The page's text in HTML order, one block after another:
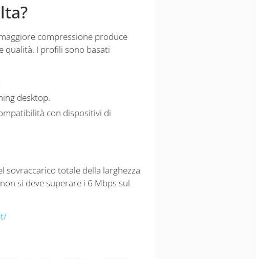
compressione produce
qualità. I profili sono basati
desktop.
con dispositivi di
sovraccarico totale della larghezza
si deve superare i 6 Mbps sul